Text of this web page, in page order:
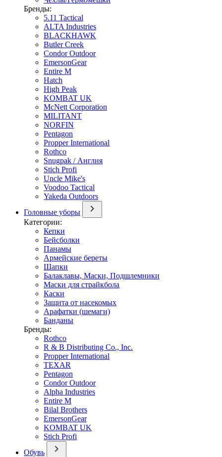
Бренды:
5.11 Tactical
ALTA Industries
BLACKHAWK
Butler Creek
Condor Outdoor
EmersonGear
Entire M
Hatch
High Peak
KOMBAT UK
McNett Corporation
MILITANT
NORFIN
Pentagon
Propper International
Rothco
Snugpak / Англия
Stich Profi
Uncle Mike's
Voodoo Tactical
Yakeda Outdoors
Головные уборы
Категории:
Кепки
Бейсболки
Панамы
Армейские береты
Шапки
Балаклавы, Маски, Подшлемники
Маски для страйкбола
Каски
Защита от насекомых
Арафатки (шемаги)
Банданы
Бренды:
Rothco
R & B Distributing Co., Inc.
Propper International
TEXAR
Pentagon
Condor Outdoor
Alpha Industries
Entire M
Bilal Brothers
EmersonGear
KOMBAT UK
Stich Profi
Обувь